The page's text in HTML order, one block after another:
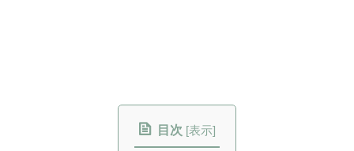
目次 [表示]